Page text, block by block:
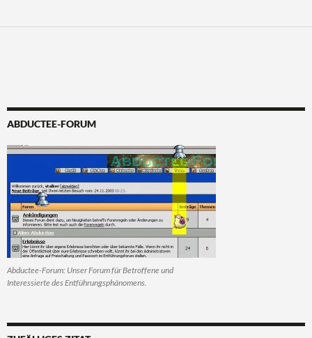
ABDUCTEE-FORUM
Abductee-Forum: Unser Forum für Betroffene und
Interessierte des Entführungsphänomens.